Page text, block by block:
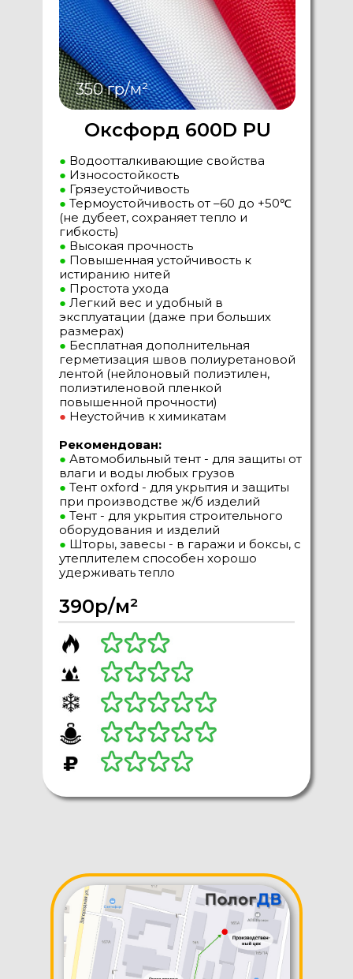
390р/м²
Оксфорд 600D PU
● Водоотталкивающие свойства
● Износостойкость
● Грязеустойчивость
● Термоустойчивость от –60 до +50℃
(не дубеет, сохраняет тепло и
гибкость)
● Высокая прочность
● Повышенная устойчивость к
истиранию нитей
● Простота ухода
● Легкий вес и удобный в
эксплуатации (даже при больших
размерах)
● Бесплатная дополнительная
герметизация швов полиуретановой
лентой (нейлоновый полиэтилен,
полиэтиленовой пленкой
повышенной прочности)
● Неустойчив к химикатам
Рекомендован:
● Автомобильный тент - для защиты от
влаги и воды любых грузов
● Тент oxford - для укрытия и защиты
при производстве ж/б изделий
● Тент - для укрытия строительного
оборудования и изделий
● Шторы, завесы - в гаражи и боксы, с
утеплителем способен хорошо
удерживать тепло
350 гр/м²